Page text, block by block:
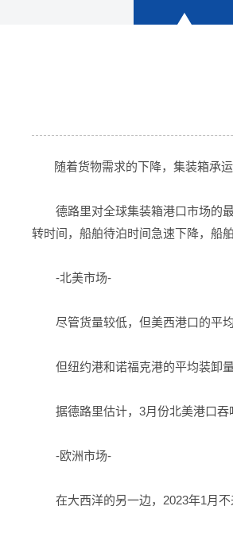
随着货物需求的下降，集装箱承运
德路里对全球集装箱港口市场的最
转时间，船舶待泊时间急速下降，船
-北美市场-
尽管货量较低，但美西港口的平均
但纽约港和诺福克港的平均装卸量
据德路里估计，3月份北美港口吞
-欧洲市场-
在大西洋的另一边，2023年1月不